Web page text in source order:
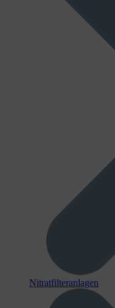
Nitratfilteranlagen